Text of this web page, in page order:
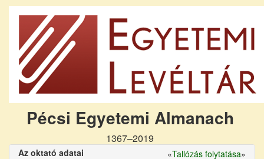
Pécsi Egyetemi Almanach
1367–2019
Az oktató adatai «Tallózás folytatása»